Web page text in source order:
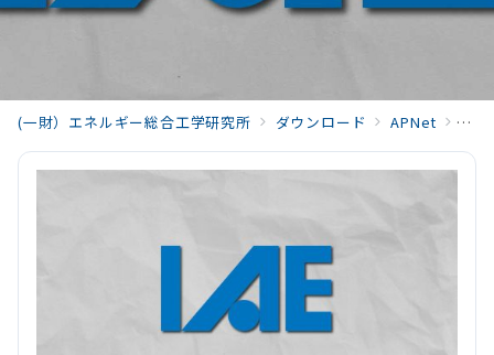
(一財）エネルギー総合工学研究所 ダウンロード APNet